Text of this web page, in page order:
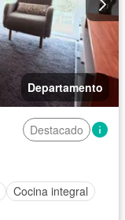
Departamento
Destacado
Cocina integral